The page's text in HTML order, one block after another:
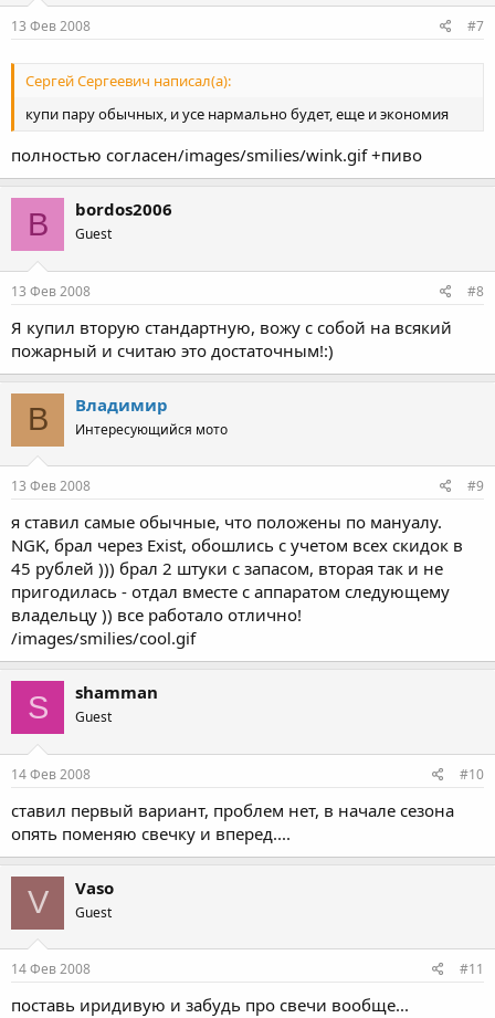
13 Фев 2008 #7
Сергей Сергеевич написал(а):
купи пару обычных, и усе нармально будет, еще и экономия
полностью согласен/images/smilies/wink.gif +пиво
B bordos2006
Guest
13 Фев 2008 #8
Я купил вторую стандартную, вожу с собой на всякий
пожарный и считаю это достаточным!:)
В Владимир
Интересующийся мото
13 Фев 2008 #9
я ставил самые обычные, что положены по мануалу.
NGK, брал через Exist, обошлись с учетом всех скидок в
45 рублей ))) брал 2 штуки с запасом, вторая так и не
пригодилась - отдал вместе с аппаратом следующему
владельцу )) все работало отлично!
/images/smilies/cool.gif
S shamman
Guest
14 Фев 2008 #10
ставил первый вариант, проблем нет, в начале сезона
опять поменяю свечку и вперед....
V Vaso
Guest
14 Фев 2008 #11
поставь иридивую и забудь про свечи вообще...